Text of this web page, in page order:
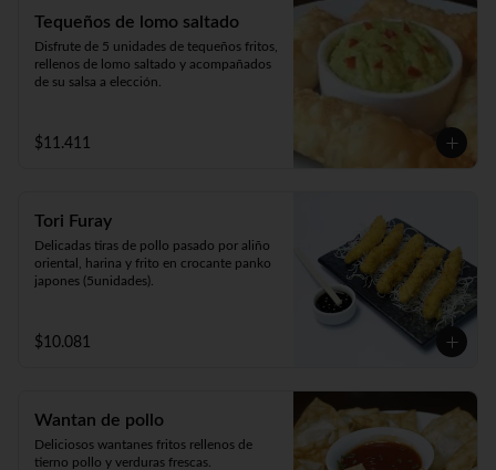
Tequeños de lomo saltado
Disfrute de 5 unidades de tequeños fritos,
rellenos de lomo saltado y acompañados
de su salsa a elección.
$11.411
Tori Furay
Delicadas tiras de pollo pasado por aliño
oriental, harina y frito en crocante panko
japones (5unidades).
$10.081
Wantan de pollo
Deliciosos wantanes fritos rellenos de
tierno pollo y verduras frescas.